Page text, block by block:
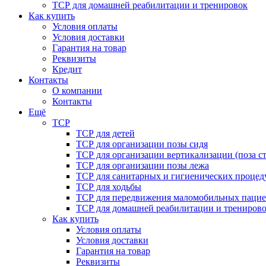
ТСР для домашней реабилитации и тренировок
Как купить
Условия оплаты
Условия доставки
Гарантия на товар
Реквизиты
Кредит
Контакты
О компании
Контакты
Ещё
ТСР
ТСР для детей
ТСР для организации позы сидя
ТСР для организации вертикализации (поза
ТСР для организации позы лежа
ТСР для санитарных и гигиенических
ТСР для ходьбы
ТСР для передвижения маломобильных
ТСР для домашней реабилитации и
Как купить
Условия оплаты
Условия доставки
Гарантия на товар
Реквизиты